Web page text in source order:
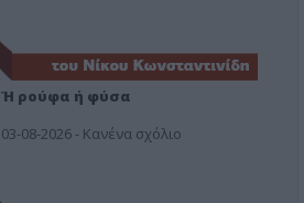
Ή ρούφα ή φύσα
03-08-2026 - Κανένα σχόλιο